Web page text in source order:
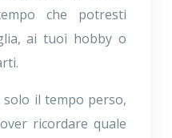
che potresti
ai tuoi hobby o
il tempo perso,
ricordare quale